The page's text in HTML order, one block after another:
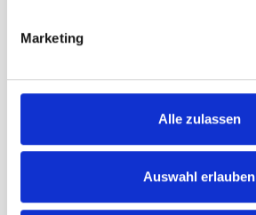
Marketing
Alle zulassen
Auswahl erlauben
Höchste Farbechtheit
und langlebige Farben
Fahnenmaterial
🌦Wetterfest und UV-beständig–
– verstärkte
🏛Originalgetreue Wappen–